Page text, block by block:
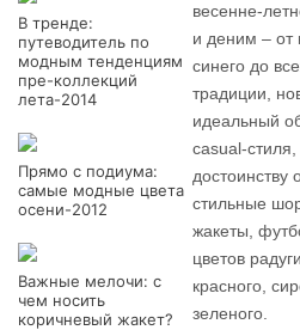
В тренде:
путеводитель по
модным тенденциям
пре-коллекций
лета-2014
Прямо с подиума:
самые модные цвета
осени-2012
Важные мелочи: с
чем носить
коричневый жакет?
весенне-
и деним – от
синего до
традиции,
идеальный
casual-
достоинству
стильные
жакеты,
цветов
красного,
зеленого.